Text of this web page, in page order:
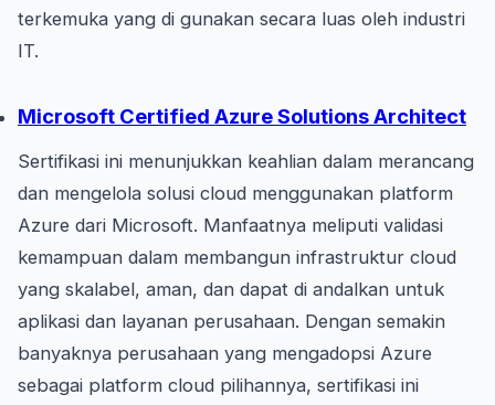
terkemuka yang di gunakan secara luas oleh industri
IT.
Microsoft Certified Azure Solutions Architect
Sertifikasi ini menunjukkan keahlian dalam merancang
dan mengelola solusi cloud menggunakan platform
Azure dari Microsoft. Manfaatnya meliputi validasi
kemampuan dalam membangun infrastruktur cloud
yang skalabel, aman, dan dapat di andalkan untuk
aplikasi dan layanan perusahaan. Dengan semakin
banyaknya perusahaan yang mengadopsi Azure
sebagai platform cloud pilihannya, sertifikasi ini